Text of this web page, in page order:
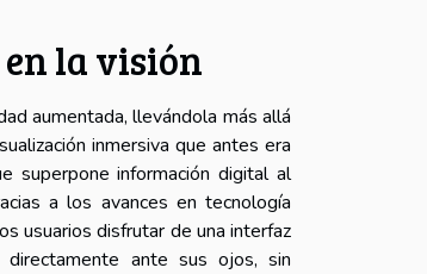
la visión
aumentada, llevándola más allá
inmersiva que antes era
superpone información digital al
a los avances en tecnología
usuarios disfrutar de una interfaz
ante sus ojos, sin